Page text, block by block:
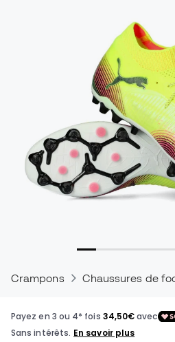
Crampons Chaussures de